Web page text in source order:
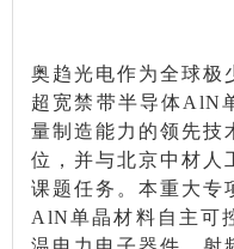
奥趋光电作为全球极
超宽禁带半导体AlN
量制造能力的领先技
位，并与北京中材人
课题任务。本重大专
AlN单晶材料自主可